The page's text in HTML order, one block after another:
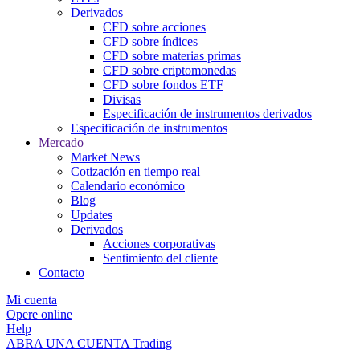
Derivados
CFD sobre acciones
CFD sobre índices
CFD sobre materias primas
CFD sobre criptomonedas
CFD sobre fondos ETF
Divisas
Especificación de instrumentos derivados
Especificación de instrumentos
Mercado
Market News
Cotización en tiempo real
Calendario económico
Blog
Updates
Derivados
Acciones corporativas
Sentimiento del cliente
Contacto
Mi cuenta
Opere online
Help
ABRA UNA CUENTA Trading